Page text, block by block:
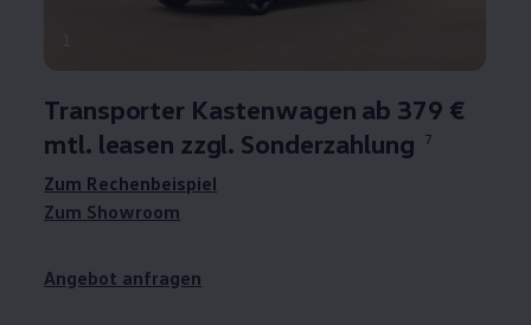
TransporterKastenwagen ab 379 €
mtl. leasen zzgl. Sonderzahlung
7
Zum Rechenbeispiel
Zum Showroom
Angebot anfragen